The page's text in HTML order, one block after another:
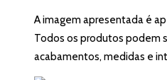
A imagem apresentada é
Todos os produtos podem
acabamentos, medidas e